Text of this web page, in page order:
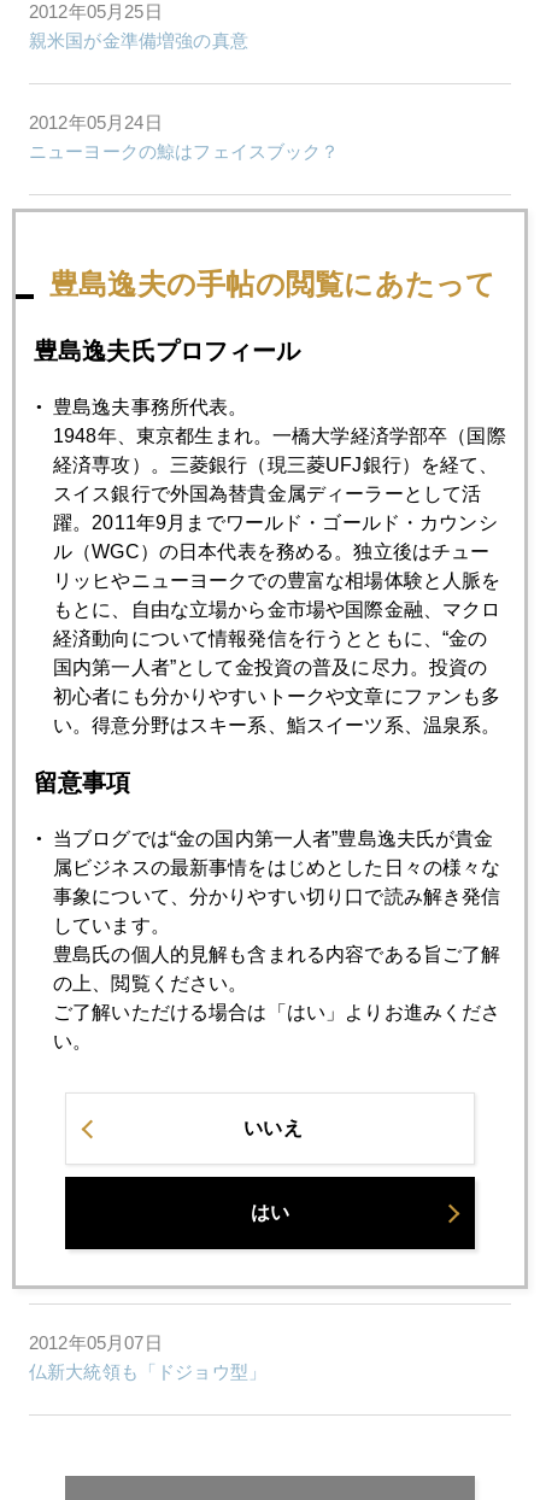
2012年05月25日
親米国が金準備増強の真意
2012年05月24日
ニューヨークの鯨はフェイスブック？
2012年05月22日
2012年05月21日
金メジャーが殺到する「金環」
2012年05月18日
ギリシャの呪縛を脱して金急反発
2012年05月17日
ギリシャで売られ、米国FOMCで買われ
2012年05月16日
2012年05月15日
投機筋を勢いづかせたJPモルガン
2012年05月11日
ＪＰモルガン巨額損失公表
2012年05月09日
2012年05月07日
仏新大統領も「ドジョウ型」
豊島逸夫の手帖の閲覧にあたって
豊島逸夫氏プロフィール
豊島逸夫事務所代表。
1948年、東京都生まれ。一橋大学経済学部卒（国際
経済専攻）。三菱銀行（現三菱UFJ銀行）を経て、
スイス銀行で外国為替貴金属ディーラーとして活
躍。2011年9月までワールド・ゴールド・カウンシ
ル（WGC）の日本代表を務める。独立後はチュー
リッヒやニューヨークでの豊富な相場体験と人脈を
もとに、自由な立場から金市場や国際金融、マクロ
経済動向について情報発信を行うとともに、“金の
国内第一人者”として金投資の普及に尽力。投資の
初心者にも分かりやすいトークや文章にファンも多
い。得意分野はスキー系、鮨スイーツ系、温泉系。
留意事項
当ブログでは“金の国内第一人者”豊島逸夫氏が貴金
属ビジネスの最新事情をはじめとした日々の様々な
事象について、分かりやすい切り口で読み解き発信
しています。
豊島氏の個人的見解も含まれる内容である旨ご了解
の上、閲覧ください。
ご了解いただける場合は「はい」よりお進みくださ
い。
いいえ
はい